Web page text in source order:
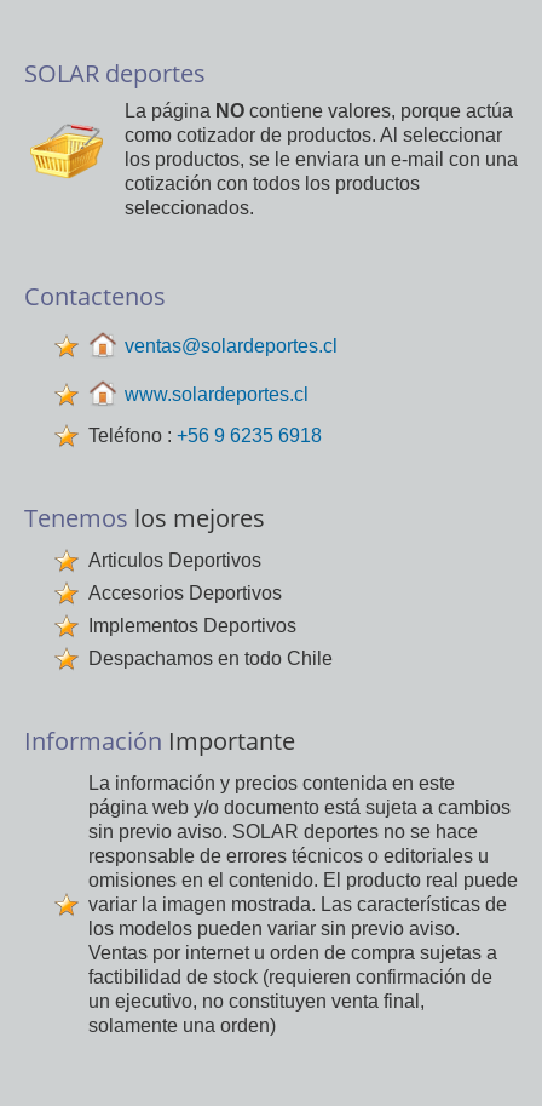
SOLAR deportes
La página NO contiene valores, porque actúa
como cotizador de productos. Al seleccionar
los productos, se le enviara un e-mail con una
cotización con todos los productos
seleccionados.
Contactenos
ventas@solardeportes.cl
www.solardeportes.cl
Teléfono : +56 9 6235 6918
Tenemos los mejores
Articulos Deportivos
Accesorios Deportivos
Implementos Deportivos
Despachamos en todo Chile
Información Importante
La información y precios contenida en este
página web y/o documento está sujeta a cambios
sin previo aviso. SOLAR deportes no se hace
responsable de errores técnicos o editoriales u
omisiones en el contenido. El producto real puede
variar la imagen mostrada. Las características de
los modelos pueden variar sin previo aviso.
Ventas por internet u orden de compra sujetas a
factibilidad de stock (requieren confirmación de
un ejecutivo, no constituyen venta final,
solamente una orden)